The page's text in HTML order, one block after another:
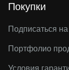
Покупки
Подписаться
Портфолио